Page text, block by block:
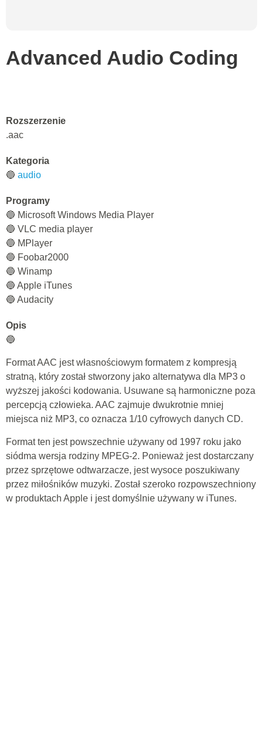
Advanced Audio Coding
Rozszerzenie
.aac
Kategoria
🔵 audio
Programy
🔵 Microsoft Windows Media Player
🔵 VLC media player
🔵 MPlayer
🔵 Foobar2000
🔵 Winamp
🔵 Apple iTunes
🔵 Audacity
Opis
🔵
Format AAC jest własnościowym formatem z kompresją
stratną, który został stworzony jako alternatywa dla MP3 o
wyższej jakości kodowania. Usuwane są harmoniczne poza
percepcją człowieka. AAC zajmuje dwukrotnie mniej
miejsca niż MP3, co oznacza 1/10 cyfrowych danych CD.
Format ten jest powszechnie używany od 1997 roku jako
siódma wersja rodziny MPEG-2. Ponieważ jest dostarczany
przez sprzętowe odtwarzacze, jest wysoce poszukiwany
przez miłośników muzyki. Został szeroko rozpowszechniony
w produktach Apple i jest domyślnie używany w iTunes.